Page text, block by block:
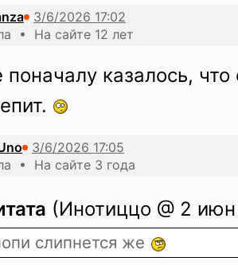
• На сайте 12 лет
казалось, что
• На сайте 3 года
(Инотиццо @ 2
слипнется же